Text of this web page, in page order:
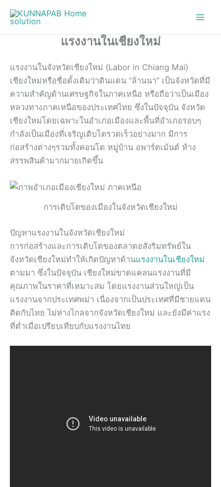
content
แรงงานในเชียงใหม่
แรงงานในจังหวัดเชียงใหม่ (Labor in Chiang Mai)
เชียงใหม่หรือชื่อดั้งเดิมว่าดินแดน “ล้านนา” เป็นจังหวัดที่มี
ความสำคัญด้านเศรษฐกิจในภาคเหนือ หรือถือว่าเป็นเมือง
หลวงทางภาคเหนือของประเทศไทย ซึ่งในปัจจุบัน จังหวัด
เชียงใหม่โดยเฉพาะในอำเภอเมืองและพื้นที่อำเภอรอบๆ
กำลังเป็นเมืองที่เจริญเติบโดรวดเร็วอย่างมาก มีการ
ก่อสร้างต่างๆรวมทั้งคอนโด หมู่บ้าน อพาร์ตเม้นต์ ห้าง
สรรพสินค้ามากมายเกิดขึ้น
การเติบโตของเมืองในจังหวัดเชียงใหม่
ปัญหาแรงงานในจังหวัดเชียงใหม่
การก่อสร้างและการเติบโตของตลาดอสังริมทรัพย์ใน
จังหวัดเชียงใหม่ทำให้เกิดปัญหาด้านแรงงานในเชียงใหม่
ตามมา ซึ่งในปัจจุบัน เชียงใหม่ขาดแคลนแรงงานที่มี
คุณภาพในราคาที่เหมาะสม โดยแรงงานส่วนใหญ่เป็น
แรงงานจากประเทศพม่า เนื่องจากเป็นประเทศที่มีชายแดน
ติดกับไทย ไม่ห่างไกลจากจังหวัดเชียงใหม่ และยังมีค่าแรง
ที่ต่ำเมื่อเปรียบเทียบกับแรงงานไทย